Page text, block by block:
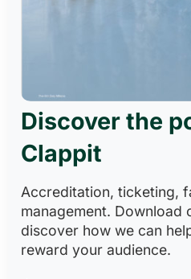
Discover the
Clappit
Accreditation, ticketing,
management. Download
discover how we can
reward your audience.